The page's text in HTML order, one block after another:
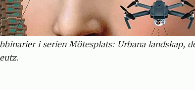
i serien Mötesplats: Urbana landskap,